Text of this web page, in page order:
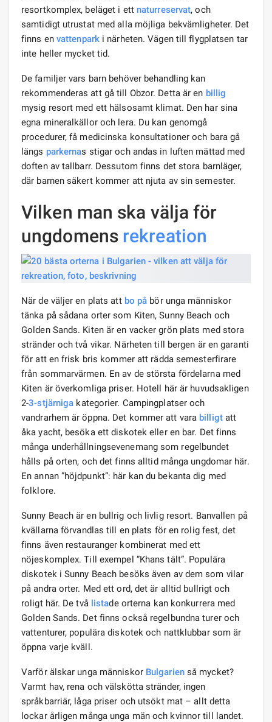
resortkomplex, beläget i ett naturreservat, och
samtidigt utrustat med alla möjliga bekvämligheter. Det
finns en vattenparki närheten. Vägen till flygplatsen tar
inte heller mycket tid.
De familjer vars barn behöver behandling kan
rekommenderas att gå till Obzor. Detta är en billig
mysig resort med ett hälsosamt klimat. Den har sina
egna mineralkällor och lera. Du kan genomgå
procedurer, få medicinska konsultationer och bara gå
längs parkernas stigar och andas in luften mättad med
doften av tallbarr. Dessutom finns det stora barnläger,
där barnen säkert kommer att njuta av sin semester.
Vilken man ska välja för
ungdomens rekreation
När de väljer en plats att bo på bör unga människor
tänka på sådana orter som Kiten, Sunny Beach och
Golden Sands. Kiten är en vacker grön plats med stora
stränder och två vikar. Närheten till bergen är en garanti
för att en frisk bris kommer att rädda semesterfirare
från sommarvärmen. En av de största fördelarna med
Kiten är överkomliga priser. Hotell här är huvudsakligen
2-3-stjärniga kategorier. Campingplatser och
vandrarhem är öppna. Det kommer att vara billigtatt
åka yacht, besöka ett diskotek eller en bar. Det finns
många underhållningsevenemang som regelbundet
hålls på orten, och det finns alltid många ungdomar här.
En annan ”höjdpunkt”: här kan du bekanta dig med
folklore.
Sunny Beach är en bullrig och livlig resort. Banvallen på
kvällarna förvandlas till en plats för en rolig fest, det
finns även restauranger kombinerat med ett
nöjeskomplex. Till exempel ”Khans tält”. Populära
diskotek i Sunny Beach besöks även av dem som vilar
på andra orter. Med ett ord, det är alltid bullrigt och
roligt här. De två listade orterna kan konkurrera med
Golden Sands. Det finns också regelbundna turer och
vattenturer, populära diskotek och nattklubbar som är
öppna varje kväll.
Varför älskar unga människor Bulgarienså mycket?
Varmt hav, rena och välskötta stränder, ingen
språkbarriär, låga priser och utsökt mat – allt detta
lockar årligen många unga män och kvinnor till landet.